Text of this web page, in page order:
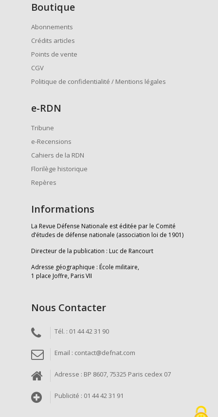
Boutique
Abonnements
Crédits articles
Points de vente
CGV
Politique de confidentialité / Mentions légales
e-RDN
Tribune
e-Recensions
Cahiers de la RDN
Florilège historique
Repères
Informations
La Revue Défense Nationale est éditée par le Comité
d’études de défense nationale (association loi de 1901)
Directeur de la publication : Luc de Rancourt
Adresse géographique : École militaire,
1 place Joffre, Paris VII
Nous Contacter
Tél. : 01 44 42 31 90
Email : contact@defnat.com
Adresse : BP 8607, 75325 Paris cedex 07
Publicité : 01 44 42 31 91